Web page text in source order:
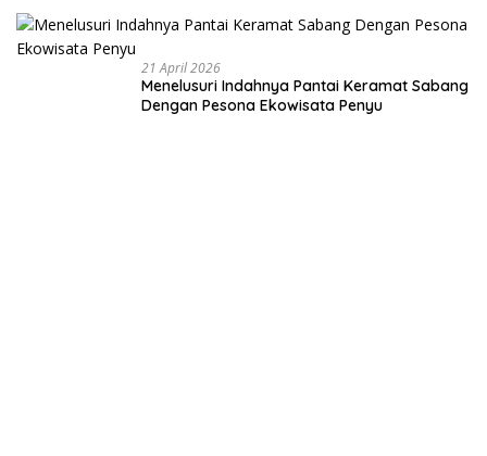
Negeri dari
Desa
21 April 2026
Menelusuri Indahnya Pantai Keramat Sabang
Dengan Pesona Ekowisata Penyu